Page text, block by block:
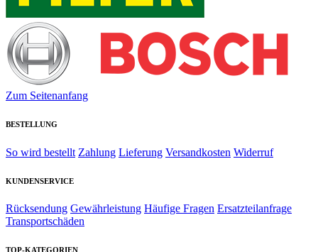
Zum Seitenanfang
BESTELLUNG
So wird bestellt Zahlung Lieferung Versandkosten Widerruf
KUNDENSERVICE
Rücksendung Gewährleistung Häufige Fragen Ersatzteilanfrage
Transportschäden
TOP-KATEGORIEN